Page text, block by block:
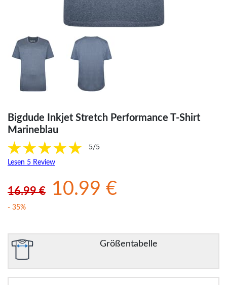
Bigdude Inkjet Stretch Performance T-Shirt
Marineblau
5/5
Lesen 5 Review
16.99 € 10.99 €
- 35%
Größentabelle